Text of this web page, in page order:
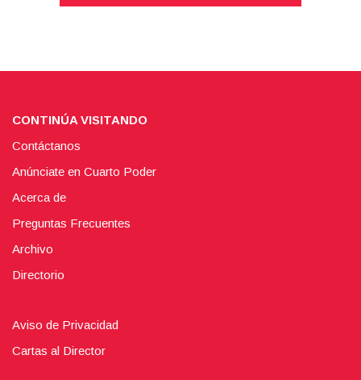
CONTINÚA VISITANDO
Contáctanos
Anúnciate en Cuarto Poder
Acerca de
Preguntas Frecuentes
Archivo
Directorio
Aviso de Privacidad
Cartas al Director